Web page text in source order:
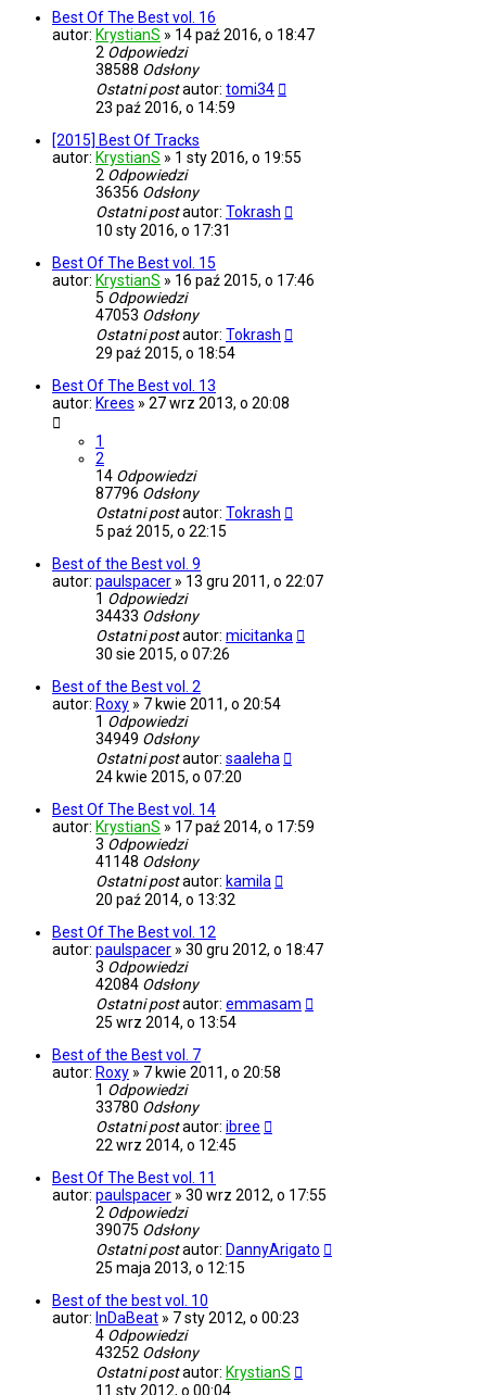
Best Of The Best vol. 16
autor: KrystianS » 14 paź 2016, o 18:47
2 Odpowiedzi
38588 Odsłony
Ostatni postautor: tomi34
23 paź 2016, o 14:59
[2015] Best Of Tracks
autor: KrystianS » 1 sty 2016, o 19:55
2 Odpowiedzi
36356 Odsłony
Ostatni postautor: Tokrash
10 sty 2016, o 17:31
Best Of The Best vol. 15
autor: KrystianS » 16 paź 2015, o 17:46
5 Odpowiedzi
47053 Odsłony
Ostatni postautor: Tokrash
29 paź 2015, o 18:54
Best Of The Best vol. 13
autor: Krees » 27 wrz 2013, o 20:08
1
2
14 Odpowiedzi
87796 Odsłony
Ostatni postautor: Tokrash
5 paź 2015, o 22:15
Best of the Best vol. 9
autor: paulspacer » 13 gru 2011, o 22:07
1 Odpowiedzi
34433 Odsłony
Ostatni postautor: micitanka
30 sie 2015, o 07:26
Best of the Best vol. 2
autor: Roxy » 7 kwie 2011, o 20:54
1 Odpowiedzi
34949 Odsłony
Ostatni postautor: saaleha
24 kwie 2015, o 07:20
Best Of The Best vol. 14
autor: KrystianS » 17 paź 2014, o 17:59
3 Odpowiedzi
41148 Odsłony
Ostatni postautor: kamila
20 paź 2014, o 13:32
Best Of The Best vol. 12
autor: paulspacer » 30 gru 2012, o 18:47
3 Odpowiedzi
42084 Odsłony
Ostatni postautor: emmasam
25 wrz 2014, o 13:54
Best of the Best vol. 7
autor: Roxy » 7 kwie 2011, o 20:58
1 Odpowiedzi
33780 Odsłony
Ostatni postautor: ibree
22 wrz 2014, o 12:45
Best Of The Best vol. 11
autor: paulspacer » 30 wrz 2012, o 17:55
2 Odpowiedzi
39075 Odsłony
Ostatni postautor: DannyArigato
25 maja 2013, o 12:15
Best of the best vol. 10
autor: InDaBeat » 7 sty 2012, o 00:23
4 Odpowiedzi
43252 Odsłony
Ostatni postautor: KrystianS
11 sty 2012, o 00:04